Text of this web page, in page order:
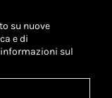
su nuove
e di
sul